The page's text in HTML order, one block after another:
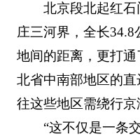
北京段北起红
庄三河界，全长
地间的距离，更打
北省中南部地区的
往这些地区需绕行京
“这不仅是一条